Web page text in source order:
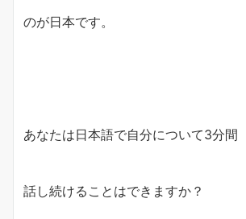
のが日本です。
あなたは日本語で自分について3分間
話し続けることはできますか？